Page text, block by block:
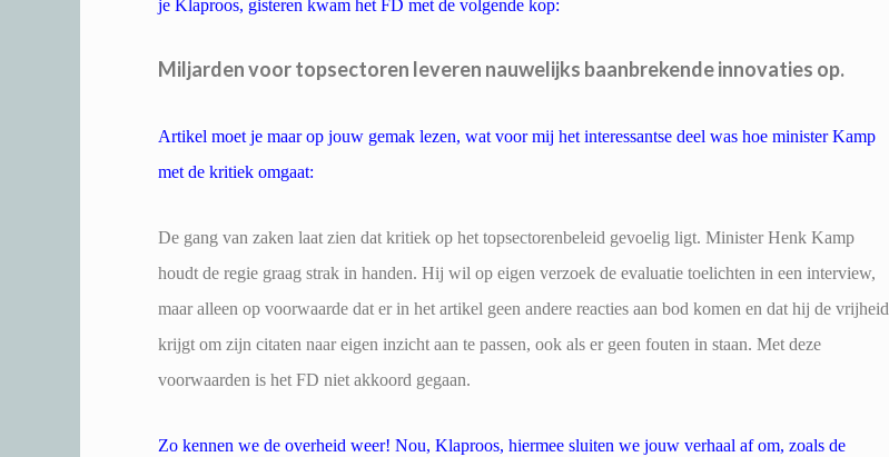
je Klaproos, gisteren kwam het FD met de volgende kop:
Miljarden voor topsectoren leveren nauwelijks baanbrekende innovaties op.
Artikel moet je maar op jouw gemak lezen, wat voor mij het interessantse deel was hoe minister Kamp
met de kritiek omgaat:
De gang van zaken laat zien dat kritiek op het topsectorenbeleid gevoelig ligt. Minister Henk Kamp
houdt de regie graag strak in handen. Hij wil op eigen verzoek de evaluatie toelichten in een interview,
maar alleen op voorwaarde dat er in het artikel geen andere reacties aan bod komen en dat hij de vrijheid
krijgt om zijn citaten naar eigen inzicht aan te passen, ook als er geen fouten in staan. Met deze
voorwaarden is het FD niet akkoord gegaan.
Zo kennen we de overheid weer! Nou, Klaproos, hiermee sluiten we jouw verhaal af om, zoals de